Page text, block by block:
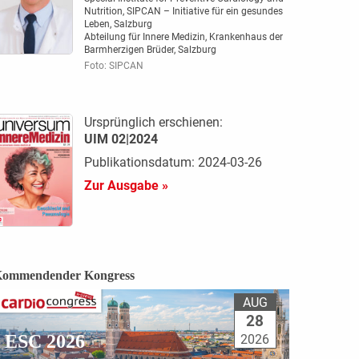
Nutrition, SIPCAN – Initiative für ein gesundes
Leben, Salzburg
Abteilung für Innere Medizin, Krankenhaus der
Barmherzigen Brüder, Salzburg
Foto: SIPCAN
Ursprünglich erschienen:
UIM 02|2024
Publikationsdatum: 2024-03-26
Zur Ausgabe »
Kongress
ESC 2026
AUG
28
2026